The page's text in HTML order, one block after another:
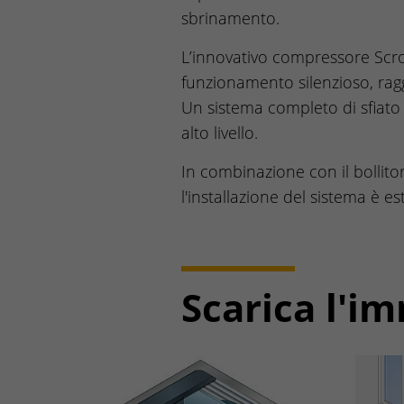
sbrinamento.
L’innovativo compressore
funzionamento silenzioso,
Un sistema completo di
alto livello.
In combinazione con il
l'installazione del sistema è
Scarica